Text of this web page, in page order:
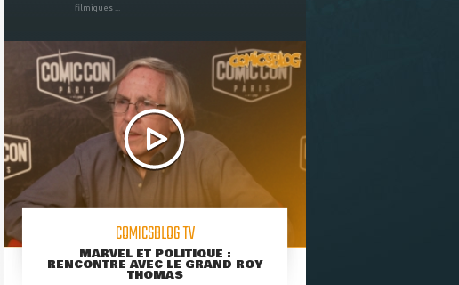
filmiques ...
COMICSBLOG TV
MARVEL ET POLITIQUE :
RENCONTRE AVEC LE GRAND ROY
THOMAS